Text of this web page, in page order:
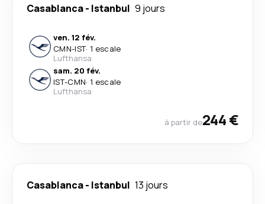
Casablanca- Istanbul 9 jours
ven. 12 fév.
CMN-IST· 1 escale
Lufthansa
sam. 20 fév.
IST-CMN· 1 escale
Lufthansa
à partir de244 €
Casablanca- Istanbul 13 jours